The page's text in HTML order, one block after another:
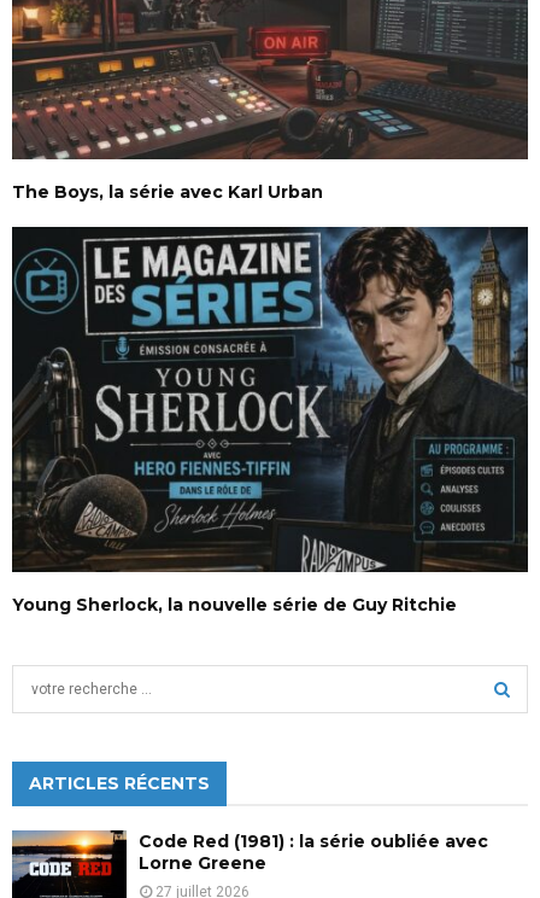
The Boys, la série avec Karl Urban
Young Sherlock, la nouvelle série de Guy Ritchie
h
f
o
r
ARTICLES RÉCENTS
Code Red (1981) : la série oubliée avec
Lorne Greene
27 juillet 2026